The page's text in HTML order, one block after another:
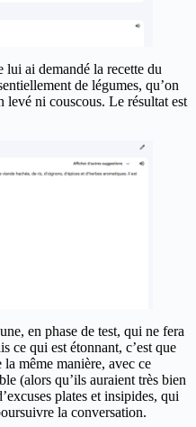
lui ai demandé la recette du
de légumes, qu’on
levé ni couscous. Le résultat est
en phase de test, qui ne fera
ce qui est étonnant, c’est que
même manière, avec ce
(alors qu’ils auraient très bien
plates et insipides, qui
la conversation.